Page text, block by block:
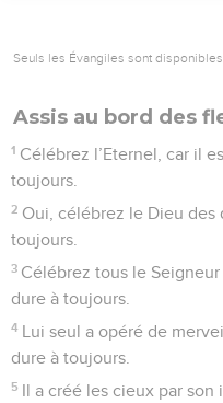
Seuls les Évangiles sont
Assis au bord des
1 Célébrez l’Eternel, car il
toujours.
2 Oui, célébrez le Dieu des
toujours.
3 Célébrez tous le
dure à toujours.
4 Lui seul a opéré de
dure à toujours.
5 Il a créé les cieux par